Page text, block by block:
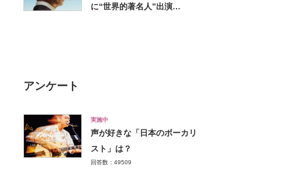
に“世界的著名人”出演
アンケート
実施中
声が好きな「日本のボーカリ
スト」は？
回答数：49509